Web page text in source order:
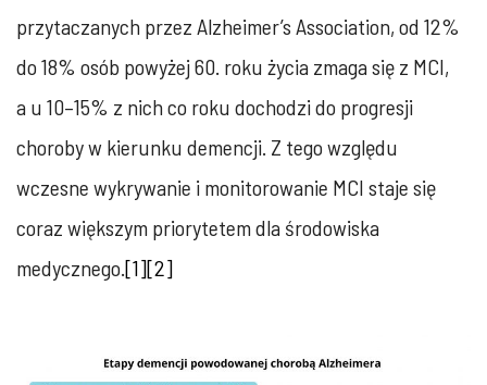
przytaczanych przez Alzheimer’s Association, od 12%
do 18% osób powyżej 60. roku życia zmaga się z MCI,
a u 10–15% z nich co roku dochodzi do progresji
choroby w kierunku demencji. Z tego względu
wczesne wykrywanie i monitorowanie MCI staje się
coraz większym priorytetem dla środowiska
medycznego.[1][2]